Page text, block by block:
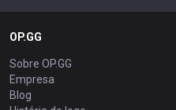
OP.GG
Sobre OP.GG
Empresa
Blog